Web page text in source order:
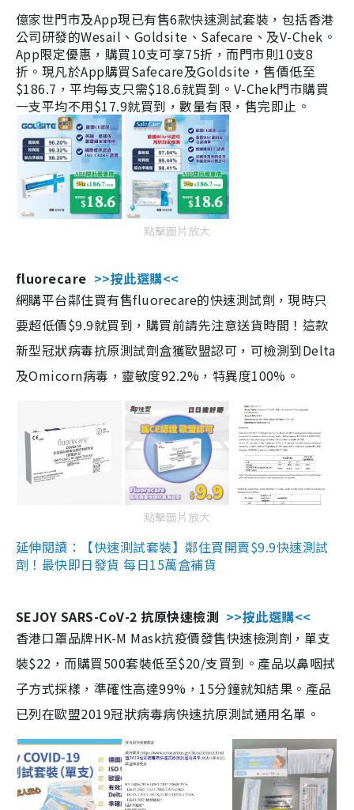
億家世門市及App現已有售6款快速測試套裝，包括香港
公司研發的Wesail、Goldsite、Safecare、及V-Chek。
App限定優惠，購買10支可享75折，而門市則10支8
折。現凡於App購買Safecare及Goldsite，售價低至
$186.7，平均每支只需$18.6就買到。V-Chek門市購買
一支平均不用$17.9就買到，數量有限，售完即止。
點擊圖片放大
fluorecare >>按此選購<<
網購平台鄰住買有售fluorecare的快速測試劑，現時只
要超低價$9.9就買到，購買前請先注意送貨時間！這款
新型冠狀病毒抗原測試劑盒獲歐盟認可，可檢測到Delta
及Omicorn病毒，靈敏度92.2%，特異度100%。
點擊圖片放大
延伸閱讀：【快速測試套裝】鄰住買開賣$9.9快速測試
劑！最快即日發貨 每日15萬盒補貨
SEJOY SARS-CoV-2 抗原快速檢測 >>按此選購<<
香港口罩品牌HK-M Mask抗疫價發售快速檢測劑，單支
裝$22，而購買500套裝低至$20/支買到。產品以鼻咽拭
子方式採樣，準確性高達99%，15分鐘就知結果。產品
已列在歐盟2019冠狀病毒病快速抗原測試通用名單。